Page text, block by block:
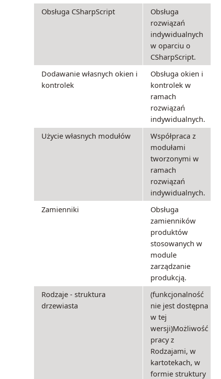
Obsługa CSharpScript
Obsługa
rozwiązań
indywidualnych
w oparciu o
CSharpScript.
Dodawanie własnych okien i
kontrolek
Obsługa okien i
kontrolek w
ramach
rozwiązań
indywidualnych.
Użycie własnych modułów
Współpraca z
modułami
tworzonymi w
ramach
rozwiązań
indywidualnych.
Zamienniki
Obsługa
zamienników
produktów
stosowanych w
module
zarządzanie
produkcją.
Rodzaje - struktura
drzewiasta
(funkcjonalność
nie jest dostępna
w tej
wersji)Możliwość
pracy z
Rodzajami, w
kartotekach, w
formie struktury